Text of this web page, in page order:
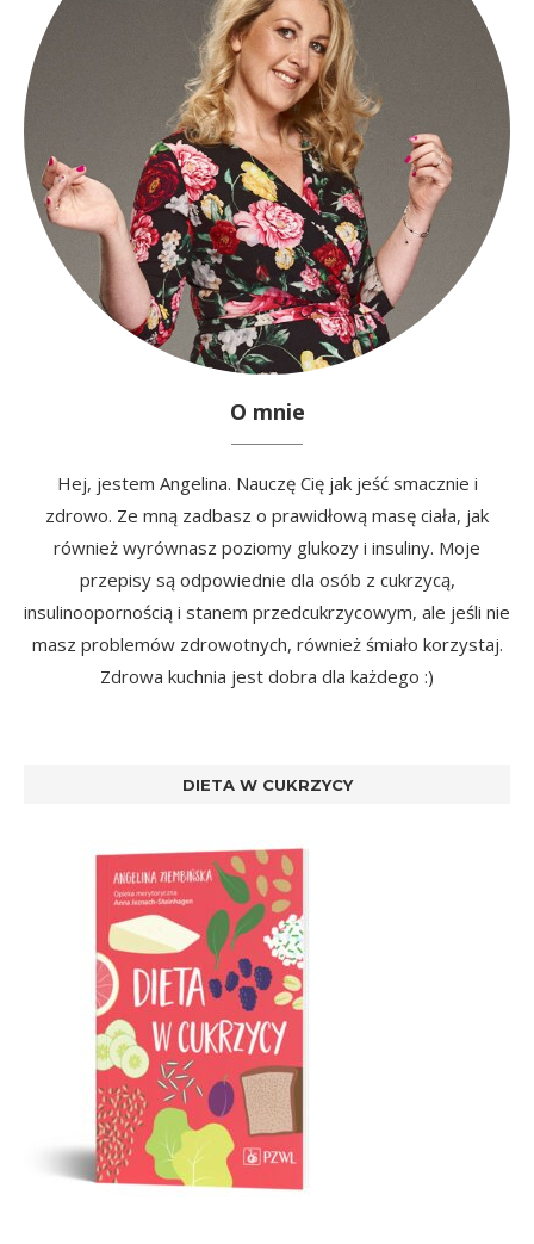
O mnie
Hej, jestem Angelina. Nauczę Cię jak jeść smacznie i
zdrowo. Ze mną zadbasz o prawidłową masę ciała, jak
również wyrównasz poziomy glukozy i insuliny. Moje
przepisy są odpowiednie dla osób z cukrzycą,
insulinoopornością i stanem przedcukrzycowym, ale jeśli nie
masz problemów zdrowotnych, również śmiało korzystaj.
Zdrowa kuchnia jest dobra dla każdego :)
DIETA W CUKRZYCY